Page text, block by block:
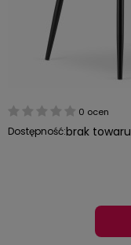
0 ocen
Dostępność:brak towaru